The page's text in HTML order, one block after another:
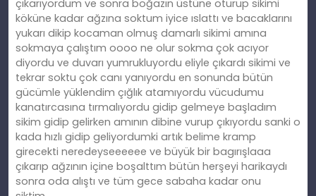
çıkarıyordum ve sonra boğazın üstüne oturup sikimi
köküne kadar ağzına soktum iyice ıslattı ve bacaklarını
yukarı dikip kocaman olmuş damarlı sikimi amına
sokmaya çalıştım oooo ne olur sokma çok acıyor
diyordu ve duvarı yumrukluyordu eliyle çıkardı sikimi ve
tekrar soktu çok canı yanıyordu en sonunda bütün
gücümle yüklendim çığlık atamıyordu vücudumu
kanatırcasına tırmalıyordu gidip gelmeye başladım
sikim gidip gelirken amının dibine vurup çıkıyordu sanki o
kada hızlı gidip geliyordumki artık belime kramp
girecekti neredeyseeeeee ve büyük bir bagırışlaaa
çıkarıp ağzının içine boşalttım bütün herşeyi harikaydı
sonra oda alıştı ve tüm gece sabaha kadar onu